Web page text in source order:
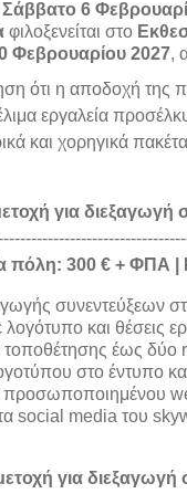
Σάββατο 6
φιλοξενείται στο
Φεβρουαρίου 2027,
ότι η αποδοχή της
εργαλεία
και χορηγικά
για διεξαγωγή
πόλη: 300 € + ΦΠΑ |
συνεντεύξεων
και θέσεις
τοποθέτησης έως
στο έντυπο
προσωποποιημένου
social media του
για διεξαγωγή